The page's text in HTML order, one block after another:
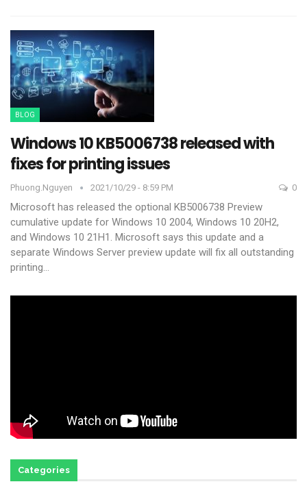
BLOG
Windows 10 KB5006738 released with
fixes for printing issues
Phuong.nguyen 2021/10/29 - 8:59 PM 0
Microsoft has released the optional KB5006738 Preview
cumulative update for Windows 10 2004, Windows 10 20H2,
and Windows 10 21H1. Microsoft says this update and a
separate Windows Server preview update will fix all outstanding
printing…
Categories